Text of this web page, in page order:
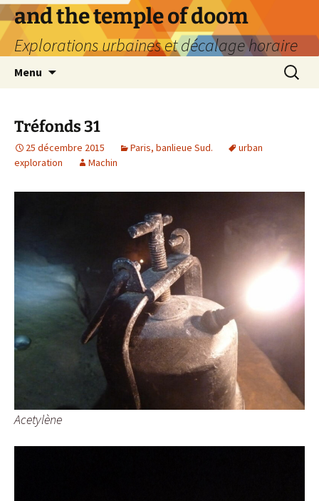
Aller
au
contenu
and the temple of doom
Explorations urbaines et décalage horaire
Menu
Tréfonds 31
25 décembre 2015 Paris, banlieue Sud.
urban
exploration
Machin
Acetylène